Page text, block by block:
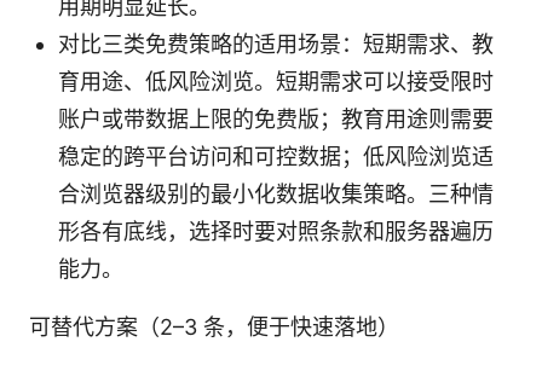
用期明显延长。
对比三类免费策略的适用场景：短期需求、教
育用途、低风险浏览。短期需求可以接受限时
账户或带数据上限的免费版；教育用途则需要
稳定的跨平台访问和可控数据；低风险浏览适
合浏览器级别的最小化数据收集策略。三种情
形各有底线，选择时要对照条款和服务器遍历
能力。
可替代方案（2–3 条，便于快速落地）